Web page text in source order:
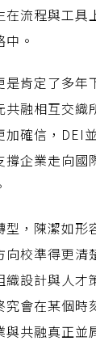
在流程與工具
。
肯定了多年
融相互交織
確信，DEI
企業走向國
，陳潔如形
向校準得更清
設計與人才
究會在某個時
共融真正並